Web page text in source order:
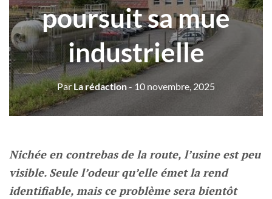
poursuit sa mue
industrielle
ParLa rédaction- 10 novembre, 2025
Nichée en contrebas de la route, l’usine est peu
visible. Seule l’odeur qu’elle émet la rend
identifiable, mais ce problème sera bientôt